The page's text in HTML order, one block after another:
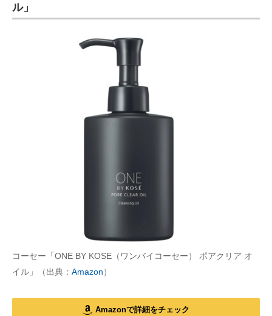
ル」
コーセー「ONE BY KOSE（ワンバイコーセー） ポアクリア オ
イル」（出典： Amazon）
Amazonで詳細をチェック